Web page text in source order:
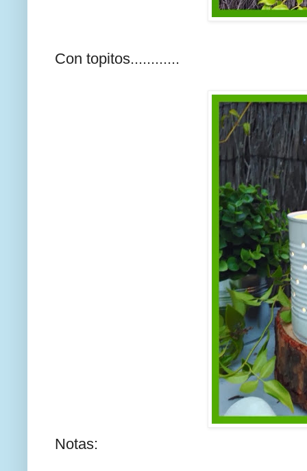
Con topitos............
Notas: